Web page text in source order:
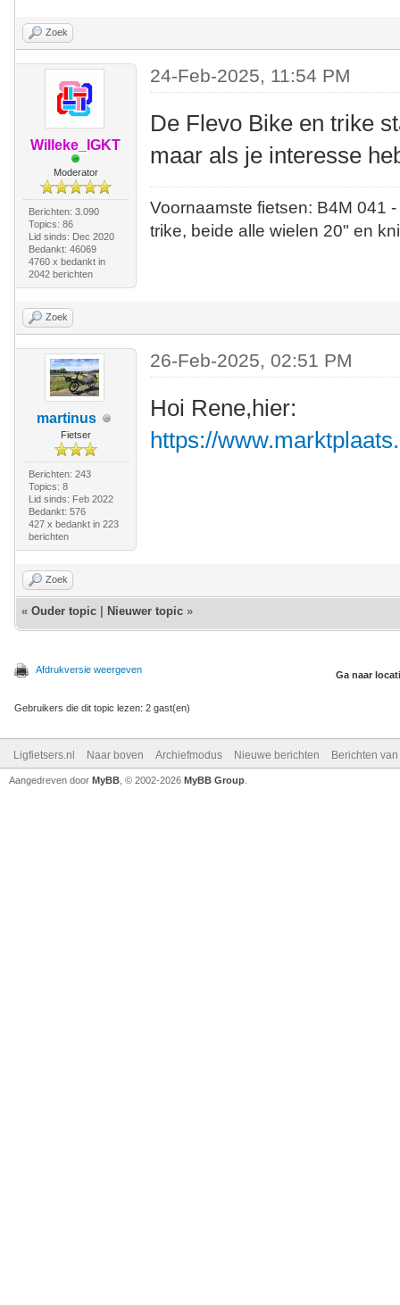
Zoek
Willeke_IGKT
Moderator
Berichten: 3.090
Topics: 86
Lid sinds: Dec 2020
Bedankt: 46069
4760 x bedankt in
2042 berichten
24-Feb-2025, 11:54 PM
De Flevo Bike en trike
maar als je interesse
Voornaamste fietsen: B4M
trike, beide alle wielen 20" en
Zoek
martinus
Fietser
Berichten: 243
Topics: 8
Lid sinds: Feb 2022
Bedankt: 576
427 x bedankt in 223
berichten
26-Feb-2025, 02:51 PM
Hoi Rene,hier:
https://
Zoek
« Ouder topic Nieuwer topic »
Afdrukversie weergeven Ga naar
Gebruikers die dit topic lezen: 2 gast(en)
Ligfietsers.nl Naar boven Archiefmodus Nieuwe berichten Berichten
Aangedreven door MyBB , © 2002-2026 MyBB Group